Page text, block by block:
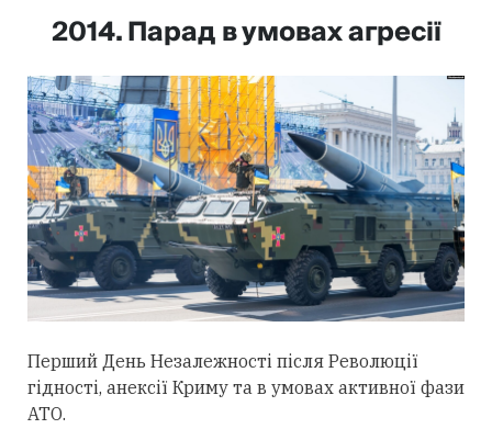
2014. Парад в умовах агресії
Перший День Незалежності після Революції
гідності, анексії Криму та в умовах активної фази
АТО.